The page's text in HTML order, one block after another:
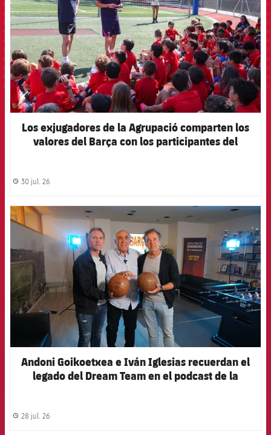
Los exjugadores de la Agrupació comparten los
valores del Barça con los participantes del
label.share.clock
30 jul. 26
FCB Barcelona badge
Andoni Goikoetxea e Iván Iglesias recuerdan el
legado del Dream Team en el podcast de la
label.share.clock
28 jul. 26